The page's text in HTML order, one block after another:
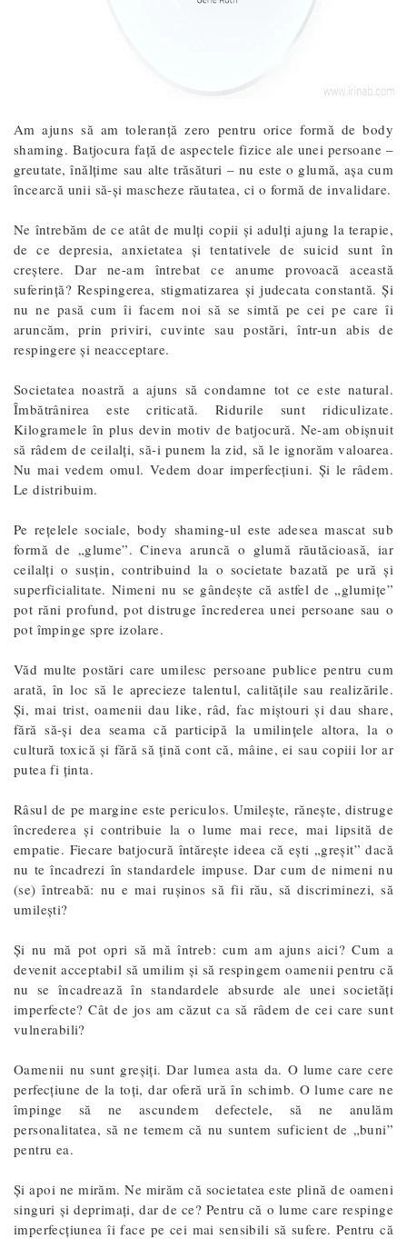
Am ajuns să am toleranță zero pentru orice formă de body
shaming. Batjocura față de aspectele fizice ale unei persoane –
greutate, înălțime sau alte trăsături – nu este o glumă, așa cum
încearcă unii să-și mascheze răutatea, ci o formă de invalidare.
Ne întrebăm de ce atât de mulți copii și adulți ajung la terapie,
de ce depresia, anxietatea și tentativele de suicid sunt în
creștere. Dar ne-am întrebat ce anume provoacă această
suferință? Respingerea, stigmatizarea și judecata constantă. Și
nu ne pasă cum îi facem noi să se simtă pe cei pe care îi
aruncăm, prin priviri, cuvinte sau postări, într-un abis de
respingere și neacceptare.
Societatea noastră a ajuns să condamne tot ce este natural.
Îmbătrânirea este criticată. Ridurile sunt ridiculizate.
Kilogramele în plus devin motiv de batjocură. Ne-am obișnuit
să râdem de ceilalți, să-i punem la zid, să le ignorăm valoarea.
Nu mai vedem omul. Vedem doar imperfecțiuni. Și le râdem.
Le distribuim.
Pe rețelele sociale, body shaming-ul este adesea mascat sub
formă de „glume”. Cineva aruncă o glumă răutăcioasă, iar
ceilalți o susțin, contribuind la o societate bazată pe ură și
superficialitate. Nimeni nu se gândește că astfel de „glumițe”
pot răni profund, pot distruge încrederea unei persoane sau o
pot împinge spre izolare.
Văd multe postări care umilesc persoane publice pentru cum
arată, în loc să le aprecieze talentul, calitățile sau realizările.
Și, mai trist, oamenii dau like, râd, fac miștouri și dau share,
fără să-și dea seama că participă la umilințele altora, la o
cultură toxică și fără să țină cont că, mâine, ei sau copiii lor ar
putea fi ținta.
Râsul de pe margine este periculos. Umilește, rănește, distruge
încrederea și contribuie la o lume mai rece, mai lipsită de
empatie. Fiecare batjocură întărește ideea că ești „greșit” dacă
nu te încadrezi în standardele impuse. Dar cum de nimeni nu
(se) întreabă: nu e mai rușinos să fii rău, să discriminezi, să
umilești?
Și nu mă pot opri să mă întreb: cum am ajuns aici? Cum a
devenit acceptabil să umilim și să respingem oamenii pentru că
nu se încadrează în standardele absurde ale unei societăți
imperfecte? Cât de jos am căzut ca să râdem de cei care sunt
vulnerabili?
Oamenii nu sunt greșiți. Dar lumea asta da. O lume care cere
perfecțiune de la toți, dar oferă ură în schimb. O lume care ne
împinge să ne ascundem defectele, să ne anulăm
personalitatea, să ne temem că nu suntem suficient de „buni”
pentru ea.
Și apoi ne mirăm. Ne mirăm că societatea este plină de oameni
singuri și deprimați, dar de ce? Pentru că o lume care respinge
imperfecțiunea îi face pe cei mai sensibili să sufere. Pentru că